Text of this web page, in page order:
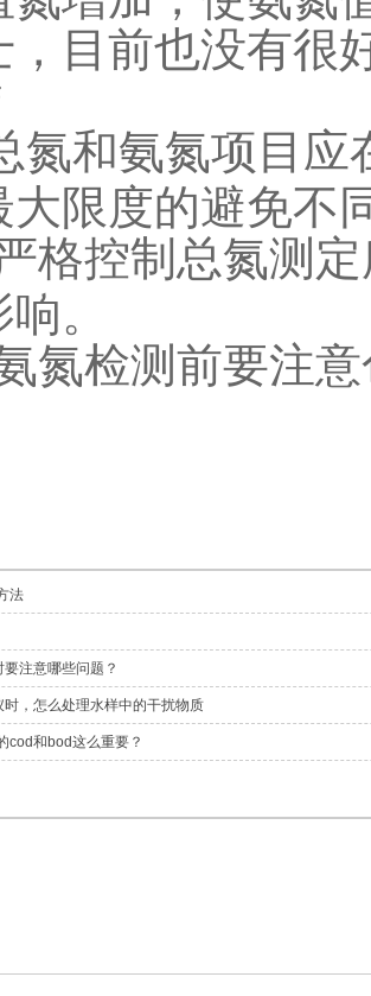
，目前也没有很
氮和氨氮项目
大限度的避免不
格控制总氮测
。
氮检测前要注
法
注意哪些问题？
，怎么处理水样中的干扰物质
cod和bod这么重要？